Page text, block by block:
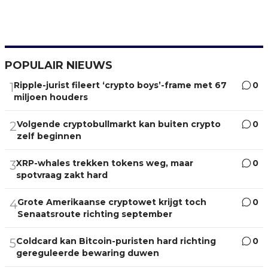
POPULAIR NIEUWS
1Ripple-jurist fileert ‘crypto boys’-frame met 67
miljoen houders
0
2Volgende cryptobullmarkt kan buiten crypto
zelf beginnen
0
3XRP-whales trekken tokens weg, maar
spotvraag zakt hard
0
4Grote Amerikaanse cryptowet krijgt toch
Senaatsroute richting september
0
5Coldcard kan Bitcoin-puristen hard richting
gereguleerde bewaring duwen
0